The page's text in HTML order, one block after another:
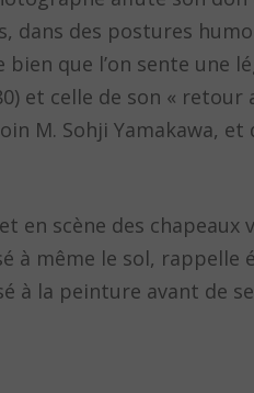
dans des postures
bien que l’on sente une
et celle de son « retour
M. Sohji Yamakawa, et
en scène des chapeaux
à même le sol, rappelle
à la peinture avant de